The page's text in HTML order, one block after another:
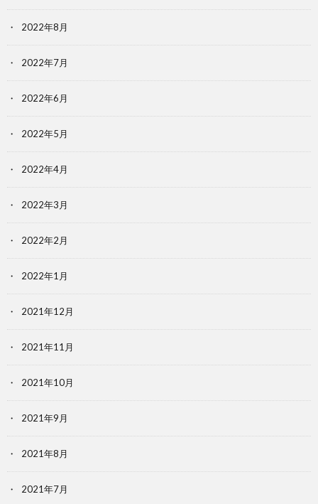
2022年8月
2022年7月
2022年6月
2022年5月
2022年4月
2022年3月
2022年2月
2022年1月
2021年12月
2021年11月
2021年10月
2021年9月
2021年8月
2021年7月